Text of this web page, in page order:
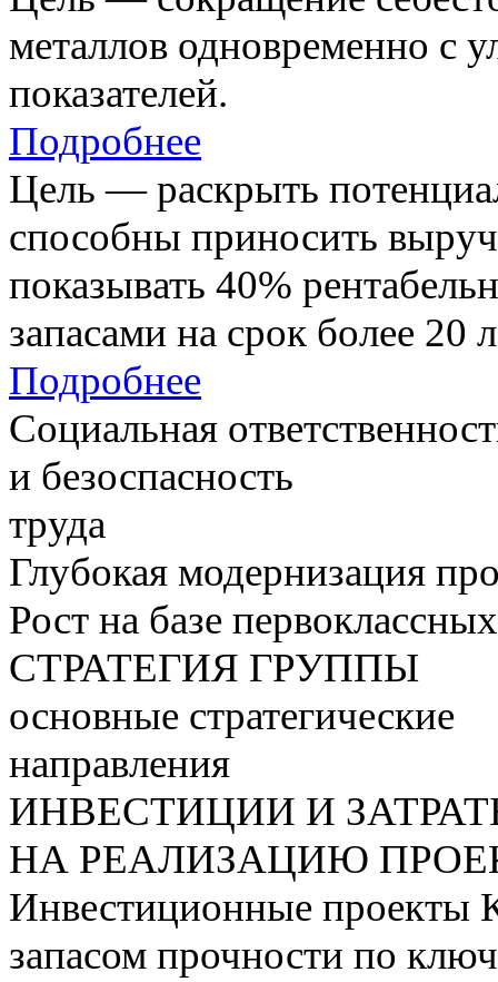
металлов одновременно с
показателей.
Подробнее
Цель — раскрыть
способны приносить
показывать 40%
запасами на срок более 20
Подробнее
Социальная
и безоспасность
труда
Глубокая модернизация
Рост на базе
СТРАТЕГИЯ ГРУППЫ
основные стратегические
направления
ИНВЕСТИЦИИ И
НА РЕАЛИЗАЦИЮ
Инвестиционные проекты
запасом прочности по